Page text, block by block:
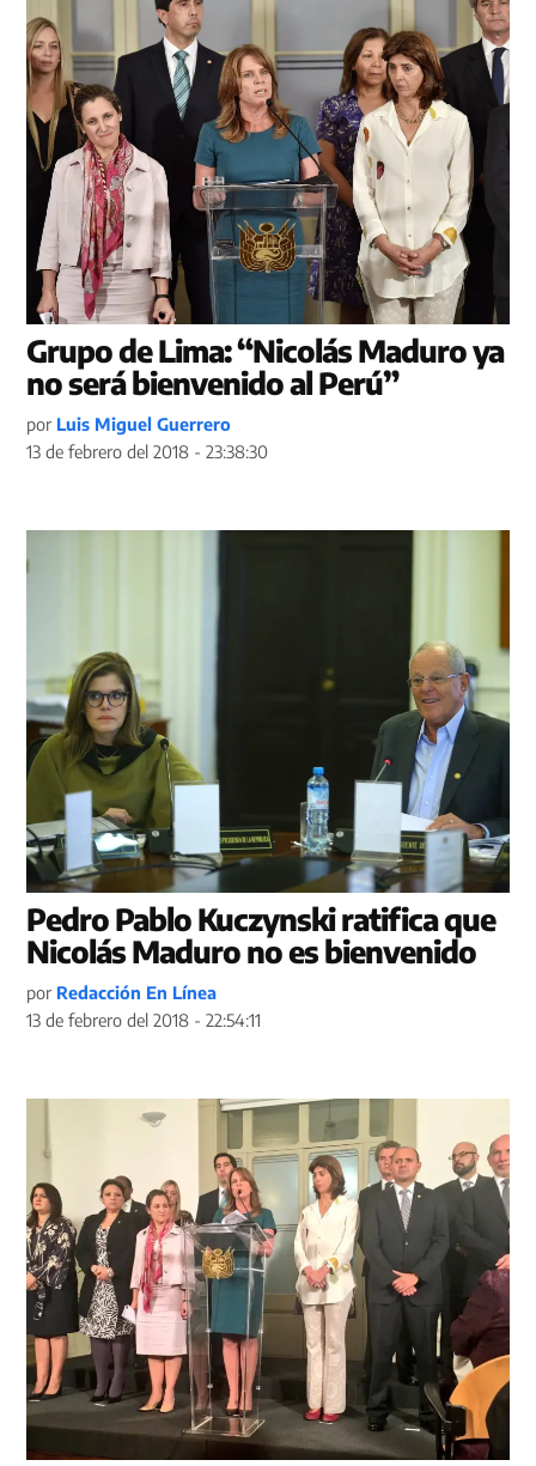
Grupo de Lima: “Nicolás Maduro ya
no será bienvenido al Perú”
por Luis Miguel Guerrero
13 de febrero del 2018 - 23:38:30
Pedro Pablo Kuczynski ratifica que
Nicolás Maduro no es bienvenido
por Redacción En Línea
13 de febrero del 2018 - 22:54:11